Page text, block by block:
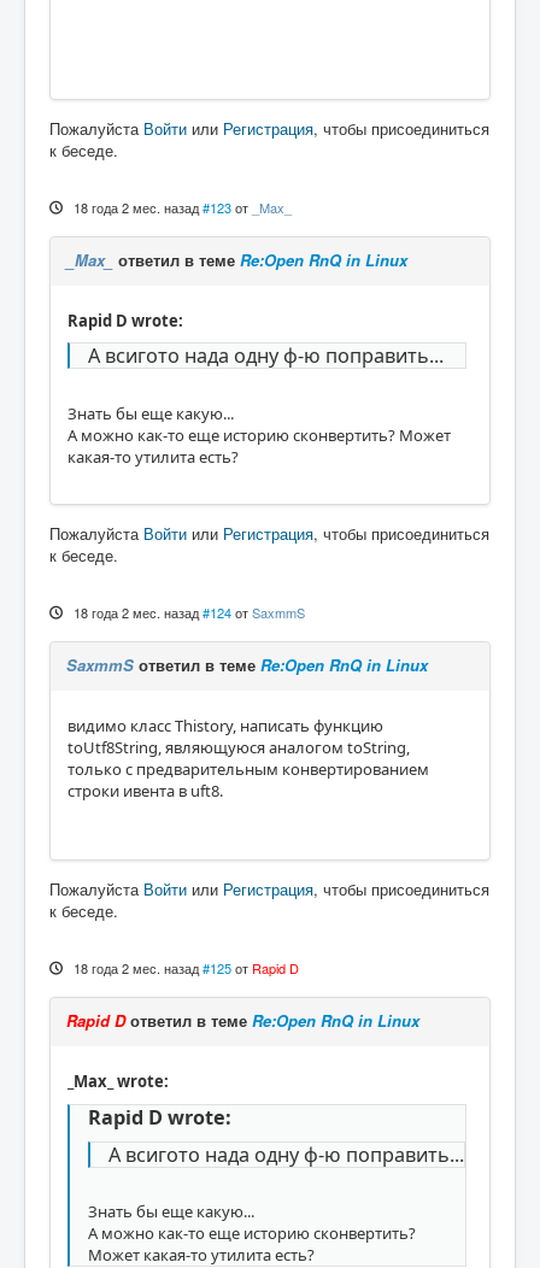
Пожалуйста Войти или Регистрация, чтобы присоединиться
к беседе.
18 года 2 мес. назад #123 от _Max_
_Max_ ответил в теме Re:Open RnQ in Linux
Rapid D wrote:
А всигото нада одну ф-ю поправить...
Знать бы еще какую...
А можно как-то еще историю сконвертить? Может
какая-то утилита есть?
Пожалуйста Войти или Регистрация, чтобы присоединиться
к беседе.
18 года 2 мес. назад #124 отSaxmmS
SaxmmS ответил в теме Re:Open RnQ in Linux
видимо класс Thistory, написать функцию
toUtf8String, являющуюся аналогом toString,
только с предварительным конвертированием
строки ивента в uft8.
Пожалуйста Войти или Регистрация, чтобы присоединиться
к беседе.
18 года 2 мес. назад #125 от Rapid D
Rapid Dответил в теме Re:Open RnQ in Linux
_Max_ wrote:
Rapid D wrote:
А всигото нада одну ф-ю поправить...
Знать бы еще какую...
А можно как-то еще историю сконвертить?
Может какая-то утилита есть?